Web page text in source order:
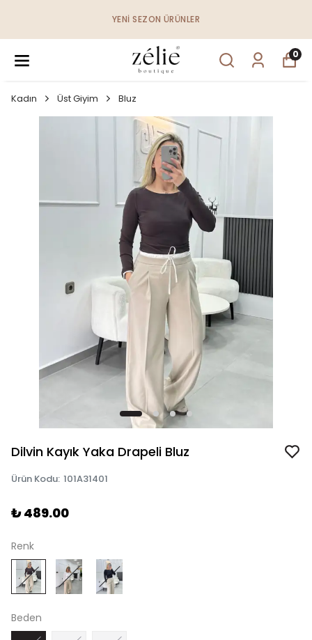
YENI SEZON ÜRÜNLER
0
Kadın Üst Giyim Bluz
Dilvin Kayık Yaka Drapeli Bluz
Ürün Kodu: 101A31401
₺ 489.00
Renk
Beden